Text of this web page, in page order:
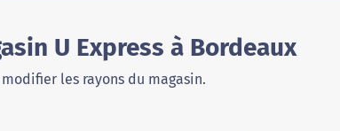
U Express à Bordeaux
les rayons du magasin.